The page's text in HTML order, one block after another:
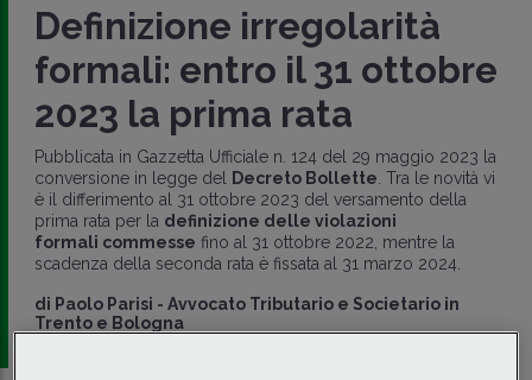
Definizione irregolarità
formali: entro il 31 ottobre
2023 la prima rata
Pubblicata in Gazzetta Ufficiale n. 124 del 29 maggio 2023 la
conversione in legge del
Decreto Bollette . Tra le novità vi
è il differimento al 31 ottobre 2023 del versamento della
prima rata per la definizione delle violazioni
formali commesse fino al 31 ottobre 2022, mentre la
scadenza della seconda rata è fissata al 31 marzo 2024.
di Paolo Parisi - Avvocato Tributario e Societario in
Trento e Bologna